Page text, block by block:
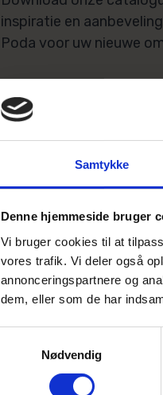
Samtykke
Denne hjemmeside bruger
Vi bruger cookies til at
vores trafik. Vi deler også
annonceringspartnere og
dem, eller som de har
Nødvendig
inspiratie en
Poda voor uw nieuwe